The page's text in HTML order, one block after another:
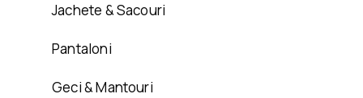
Jachete & Sacouri
Pantaloni
Geci & Mantouri